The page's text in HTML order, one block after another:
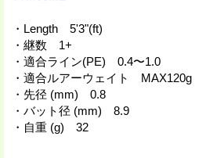
・Length 5'3"(ft)
・継数 1+
・適合ライン(PE) 0.4〜1.0
・適合ルアーウェイト MAX120g
・先径 (mm) 0.8
・バット径 (mm) 8.9
・自重 (g) 32